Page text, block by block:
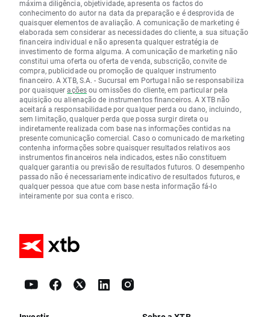
máxima diligência, objetividade, apresenta os factos do
conhecimento do autor na data da preparação e é desprovida de
quaisquer elementos de avaliação. A comunicação de marketing é
elaborada sem considerar as necessidades do cliente, a sua situação
financeira individual e não apresenta qualquer estratégia de
investimento de forma alguma. A comunicação de marketing não
constitui uma oferta ou oferta de venda, subscrição, convite de
compra, publicidade ou promoção de qualquer instrumento
financeiro. A XTB, S.A. - Sucursal em Portugal não se responsabiliza
por quaisqueraçõesou omissões do cliente, em particular pela
aquisição ou alienação de instrumentos financeiros. A XTB não
aceitará a responsabilidade por qualquer perda ou dano, incluindo,
sem limitação, qualquer perda que possa surgir direta ou
indiretamente realizada com base nas informações contidas na
presente comunicação comercial. Caso o comunicado de marketing
contenha informações sobre quaisquer resultados relativos aos
instrumentos financeiros nela indicados, estes não constituem
qualquer garantia ou previsão de resultados futuros. O desempenho
passado não é necessariamente indicativo de resultados futuros, e
qualquer pessoa que atue com base nesta informação fá-lo
inteiramente por sua conta e risco.